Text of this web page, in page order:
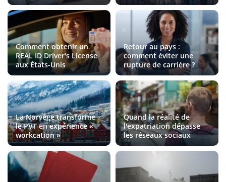
Comment obtenir un
REAL ID Driver's License
aux États-Unis
Retour au pays :
comment éviter une
rupture de carrière ?
La Norvège transforme
le PVT en expérience «
workcation »
Quand la réalité de
l'expatriation dépasse
les réseaux sociaux